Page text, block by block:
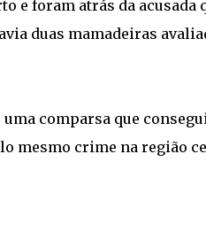
e foram atrás da acusada
duas mamadeiras
comparsa que
mesmo crime na região